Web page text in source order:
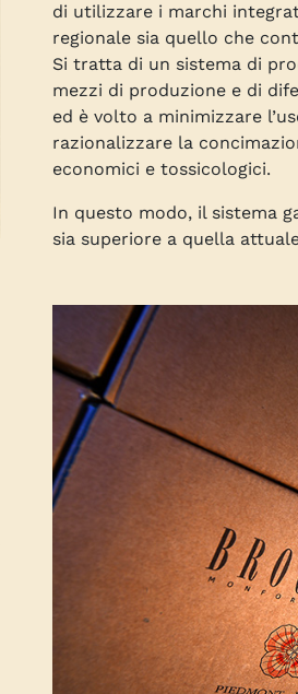
di utilizzare i marchi
regionale sia quello che
Si tratta di un sistema di
mezzi di produzione e di
ed è volto a minimizzare
razionalizzare la
economici e tossicologici.
In questo modo, il sistema
sia superiore a quella